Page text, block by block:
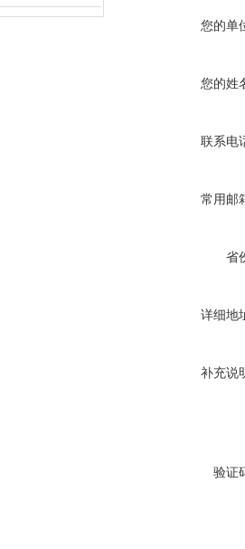
您的单
您的姓
联系电
常用邮
省
详细地
补充说
验证